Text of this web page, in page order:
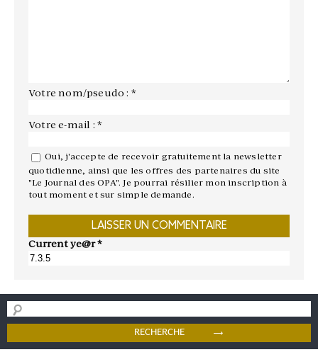
Votre nom/pseudo : *
Votre e-mail : *
Oui, j'accepte de recevoir gratuitement la newsletter
quotidienne, ainsi que les offres des partenaires du site
"Le Journal des OPA". Je pourrai résilier mon inscription à
tout moment et sur simple demande.
Current ye@r*